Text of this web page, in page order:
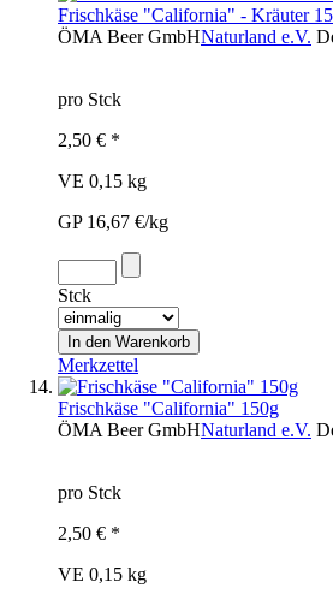
Frischkäse "California" - Kräuter
ÖMA Beer GmbHNaturland e.V.
pro Stck
2,50 € *
VE 0,15 kg
GP 16,67 €/kg
Stck
Merkzettel
Frischkäse "California" 150g
ÖMA Beer GmbHNaturland e.V.
pro Stck
2,50 € *
VE 0,15 kg